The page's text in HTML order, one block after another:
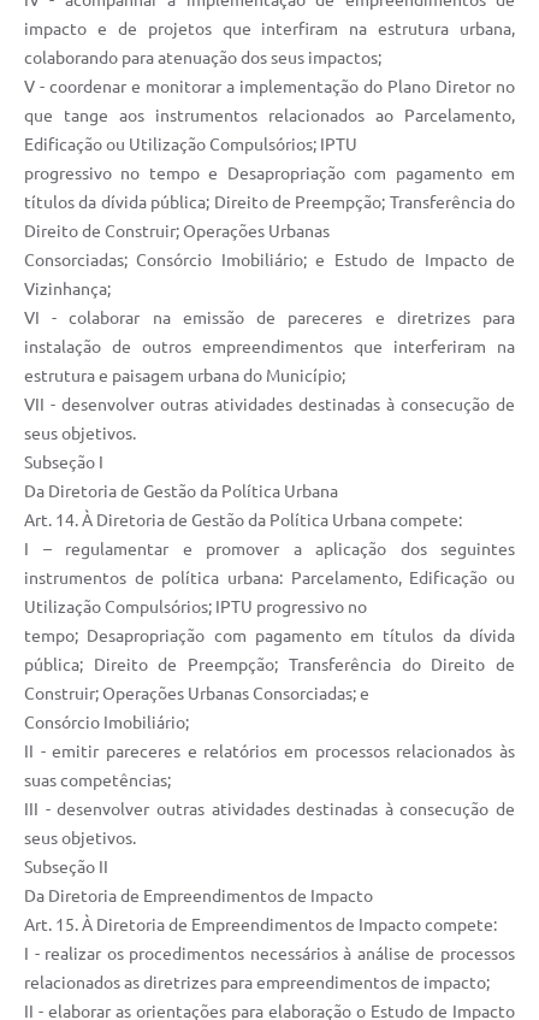
impacto e de projetos que interfiram na estrutura urbana,
colaborando para atenuação dos seus impactos;
V - coordenar e monitorar a implementação do Plano Diretor no
que tange aos instrumentos relacionados ao Parcelamento,
Edificação ou Utilização Compulsórios; IPTU
progressivo no tempo e Desapropriação com pagamento em
títulos da dívida pública; Direito de Preempção; Transferência do
Direito de Construir; Operações Urbanas
Consorciadas; Consórcio Imobiliário; e Estudo de Impacto de
Vizinhança;
VI - colaborar na emissão de pareceres e diretrizes para
instalação de outros empreendimentos que interferiram na
estrutura e paisagem urbana do Município;
VII - desenvolver outras atividades destinadas à consecução de
seus objetivos.
Subseção I
Da Diretoria de Gestão da Política Urbana
Art. 14. À Diretoria de Gestão da Política Urbana compete:
I – regulamentar e promover a aplicação dos seguintes
instrumentos de política urbana: Parcelamento, Edificação ou
Utilização Compulsórios; IPTU progressivo no
tempo; Desapropriação com pagamento em títulos da dívida
pública; Direito de Preempção; Transferência do Direito de
Construir; Operações Urbanas Consorciadas; e
Consórcio Imobiliário;
II - emitir pareceres e relatórios em processos relacionados às
suas competências;
III - desenvolver outras atividades destinadas à consecução de
seus objetivos.
Subseção II
Da Diretoria de Empreendimentos de Impacto
Art. 15. À Diretoria de Empreendimentos de Impacto compete:
I - realizar os procedimentos necessários à análise de processos
relacionados as diretrizes para empreendimentos de impacto;
II - elaborar as orientações para elaboração o Estudo de Impacto